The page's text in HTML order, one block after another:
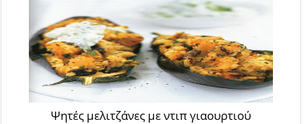
Ψητές μελιτζάνες με ντιπ γιαουρτιού